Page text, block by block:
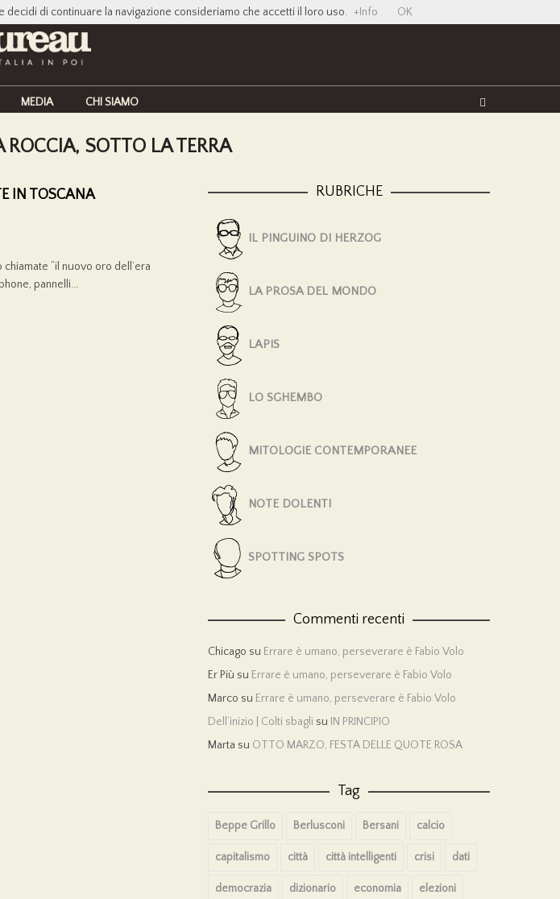
MEDIA CHI SIAMO
ROCCIA, SOTTO LA TERRA
IN TOSCANA
“il nuovo oro dell’era
pannelli...
RUBRICHE
IL PINGUINO DI HERZOG
LA PROSA DEL MONDO
LAPIS
LO SGHEMBO
MITOLOGIE CONTEMPORANEE
NOTE DOLENTI
SPOTTING SPOTS
Commenti recenti
Chicago su Errare è umano, perseverare è Fabio Volo
Er Più su Errare è umano, perseverare è Fabio Volo
Marco su Errare è umano, perseverare è Fabio Volo
Dell’inizio | Colti sbagli su IN PRINCIPIO
Marta su OTTO MARZO, FESTA DELLE QUOTE ROSA
Tag
Beppe Grillo Berlusconi Bersani calcio
capitalismo città città intelligenti crisi dati
democrazia dizionario economia elezioni
di continuare la navigazione consideriamo che accetti il loro uso. +Info OK